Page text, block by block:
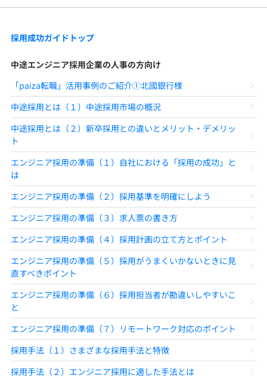
採用成功ガイドトップ
中途エンジニア採用企業の人事の方向け
「paiza転職」活用事例のご紹介①北國銀行様
中途採用とは（１）中途採用市場の概況
中途採用とは（２）新卒採用との違いとメリット・デメリッ
ト
エンジニア採用の準備（１）自社における「採用の成功」と
は
エンジニア採用の準備（２）採用基準を明確にしよう
エンジニア採用の準備（３）求人票の書き方
エンジニア採用の準備（４）採用計画の立て方とポイント
エンジニア採用の準備（５）採用がうまくいかないときに見
直すべきポイント
エンジニア採用の準備（６）採用担当者が勘違いしやすいこ
と
エンジニア採用の準備（７）リモートワーク対応のポイント
採用手法（１）さまざまな採用手法と特徴
採用手法（２）エンジニア採用に適した手法とは